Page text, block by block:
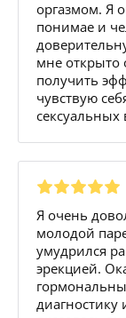
оргазмом. Я
понимае и
мне открыто
получить
чувствую
Я очень
молодой
умудрился
эрекцией.
диагностику